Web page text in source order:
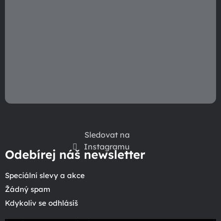
Sledovat na
Instagramu
Odebírej náš newsletter
Speciální slevy a akce
Žádný spam
Kdykoliv se odhlásíš